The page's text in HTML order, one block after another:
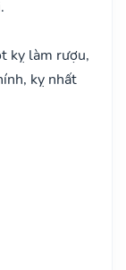
kỵ làm rượu,
kỵ nhất